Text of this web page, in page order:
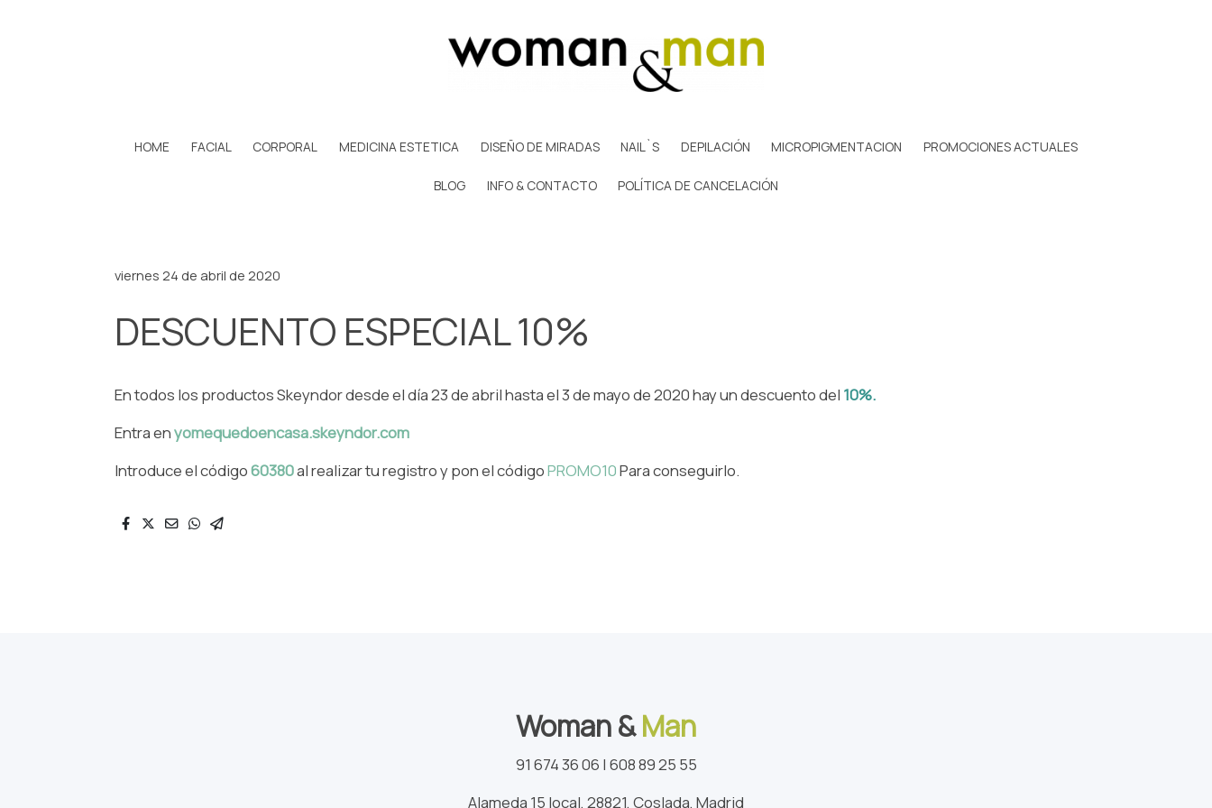
HOME FACIAL CORPORAL MEDICINA ESTETICA DISEÑO DE MIRADAS NAIL`S DEPILACIÓN MICROPIGMENTACION PROMOCIONES ACTUALES
BLOG INFO & CONTACTO POLÍTICA DE CANCELACIÓN
viernes 24 de abril de 2020
DESCUENTO ESPECIAL 10%
En todos los productos Skeyndor desde el día 23 de abril hasta el 3 de mayo de 2020 hay un descuento del 10%.
Entra enyomequedoencasa.skeyndor.com
Introduce el código60380al realizar tu registro y pon el códigoPROMO10Para conseguirlo.
Woman &Man
91 674 36 06 | 608 89 25 55
Alameda 15 local, 28821, Coslada, Madrid